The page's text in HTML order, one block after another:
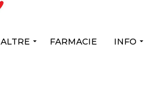
ALTRE FARMACIE INFO